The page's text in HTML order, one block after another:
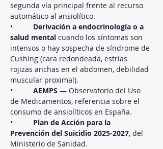
segunda vía principal frente al recurso
automático al ansiolítico.
• Derivación a endocrinología o a
salud mental cuando los síntomas son
intensos o hay sospecha de síndrome de
Cushing (cara redondeada, estrías
rojizas anchas en el abdomen, debilidad
muscular proximal).
• AEMPS — Observatorio del Uso
de Medicamentos, referencia sobre el
consumo de ansiolíticos en España.
• Plan de Acción para la
Prevención del Suicidio 2025-2027, del
Ministerio de Sanidad.